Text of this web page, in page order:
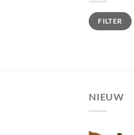
Min.
prijs
Max.
prijsFILTER
NIEUW